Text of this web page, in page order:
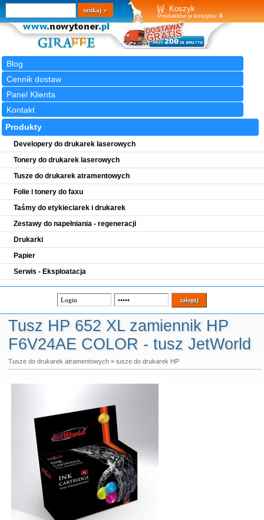
Koszyk
Produktów w koszyku: 0
Blog
Cennik dostaw
Panel Klienta
Kontakt
Wyszukiwarka
szukaj
Produkty
Developery do drukarek laserowych
Tonery do drukarek laserowych
Tusze do drukarek atramentowych
Folie i tonery do faxu
Taśmy do etykieciarek i drukarek
Zestawy do napełniania - regeneracji
Drukarki
Papier
Serwis - Eksploatacja
Tusz HP 652 XL zamiennik HP
F6V24AE COLOR - tusz JetWorld
Tusze do drukarek atramentowych» tusze do drukarek HP